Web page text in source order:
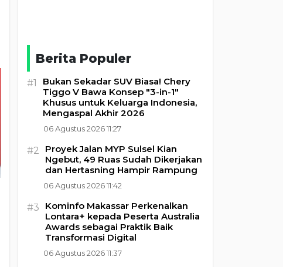
Berita Populer
#1
Bukan Sekadar SUV Biasa! Chery
Tiggo V Bawa Konsep "3-in-1"
Khusus untuk Keluarga Indonesia,
Mengaspal Akhir 2026
06 Agustus 2026 11:27
#2
Proyek Jalan MYP Sulsel Kian
Ngebut, 49 Ruas Sudah Dikerjakan
dan Hertasning Hampir Rampung
06 Agustus 2026 11:42
#3
Kominfo Makassar Perkenalkan
Lontara+ kepada Peserta Australia
Awards sebagai Praktik Baik
Transformasi Digital
06 Agustus 2026 11:37